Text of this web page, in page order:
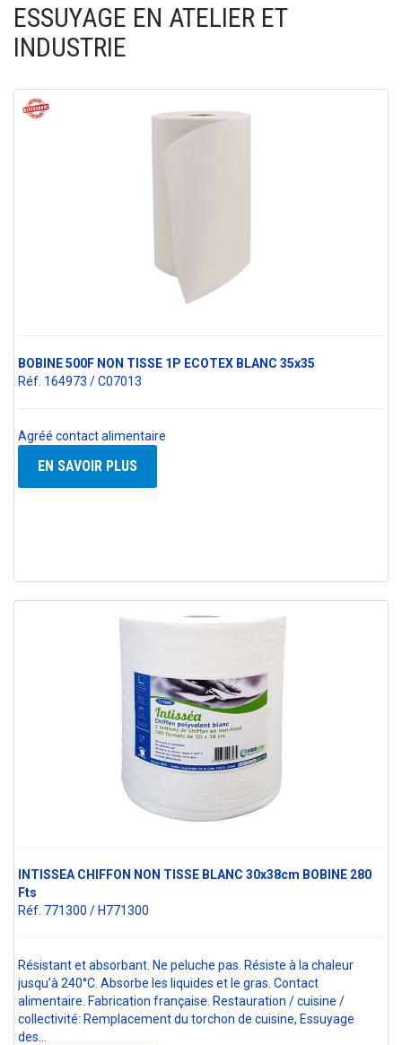
ESSUYAGE EN ATELIER ET
INDUSTRIE
BOBINE 500F NON TISSE 1P ECOTEX BLANC 35x35
Réf. 164973 / C07013
Agréé contact alimentaire
EN SAVOIR PLUS
INTISSEA CHIFFON NON TISSE BLANC 30x38cm BOBINE 280
Fts
Réf. 771300 / H771300
Résistant et absorbant. Ne peluche pas. Résiste à la chaleur
jusqu’à 240°C. Absorbe les liquides et le gras. Contact
alimentaire. Fabrication française. Restauration / cuisine /
collectivité: Remplacement du torchon de cuisine, Essuyage
des…